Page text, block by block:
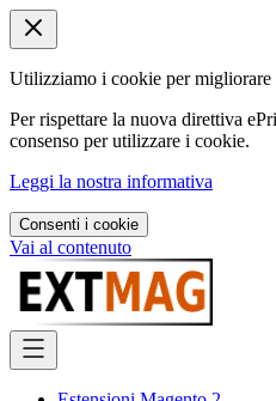
Utilizziamo i cookie per migliorare
Per rispettare la nuova direttiva
consenso per utilizzare i cookie.
Leggi la nostra informativa
Consenti i cookie
Vai al contenuto